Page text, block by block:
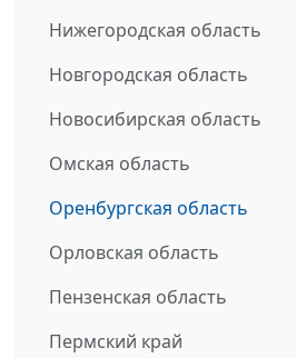
Нижегородская область
Новгородская область
Новосибирская область
Омская область
Оренбургская область
Орловская область
Пензенская область
Пермский край